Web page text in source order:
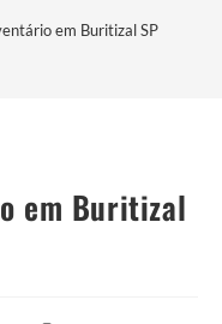
em Buritizal SP
em Buritizal